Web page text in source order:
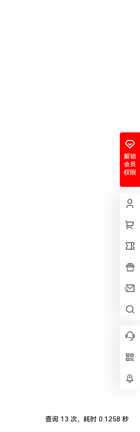
解锁
会员
权限
查询 13 次，耗时 0.1258 秒